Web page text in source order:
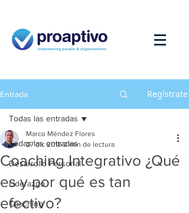
Entrada Regístrate
Todas las entradas
Desarrollo Personal
Liderazgo
Coaching
Todas las entradas
Coaching Integrativo ¿Qué
es y por qué es tan
efectivo?
Marco Méndez Flores
27 dic 2018 2 min de lectura